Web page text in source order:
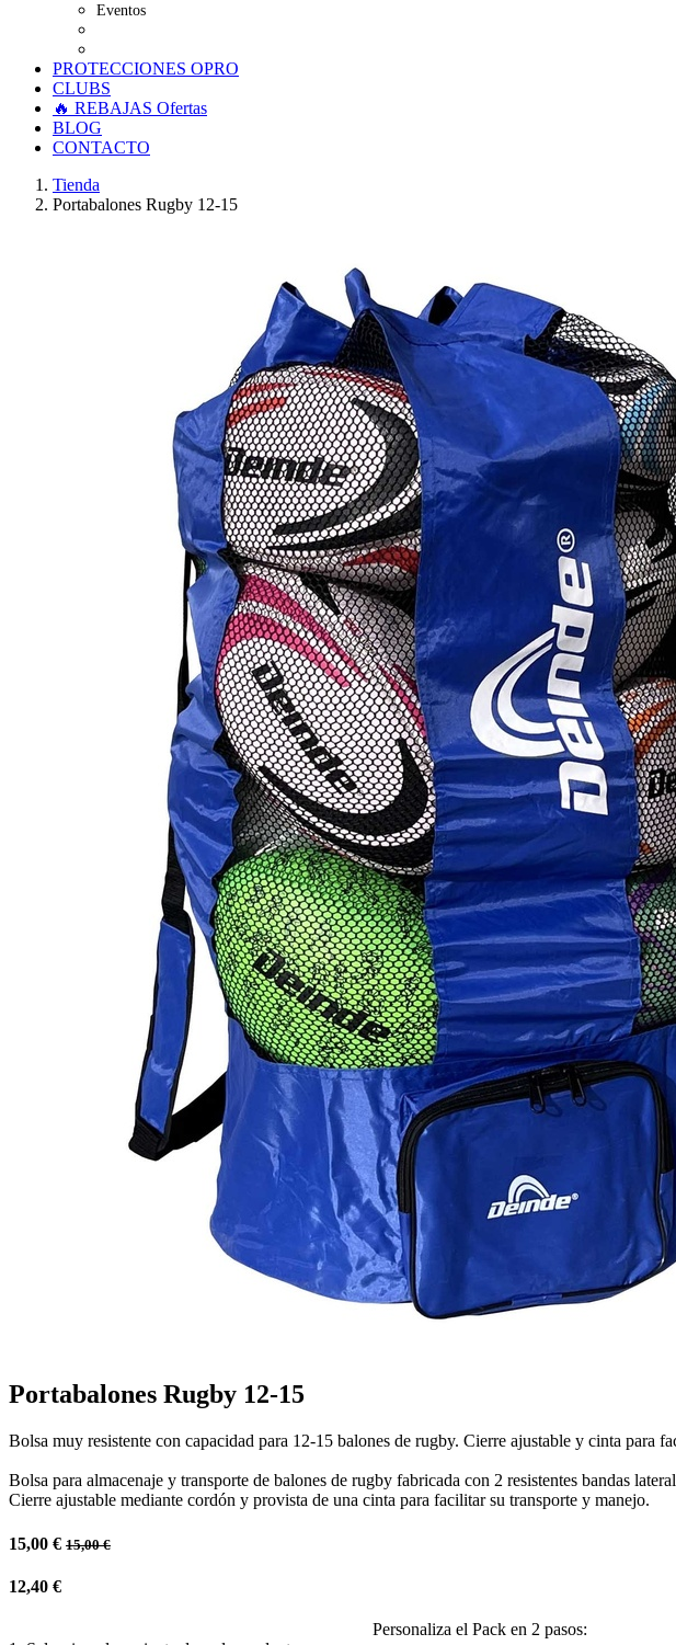
Eventos
PROTECCIONES OPRO
CLUBS
🔥 REBAJAS Ofertas
BLOG
CONTACTO
Tienda
Portabalones Rugby 12-15
Portabalones Rugby 12-15
Bolsa muy resistente con capacidad para 12-15 balones de rugby. Cierre ajustable y cinta para
Bolsa para almacenaje y transporte de balones de rugby fabricada con 2 resistentes bandas
Cierre ajustable mediante cordón y provista de una cinta para facilitar su transporte y manejo.
15,00 € 15,00€
12,40 €
Personaliza el Pack en 2 pasos: